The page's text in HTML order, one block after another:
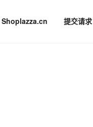
Shoplazza.cn 提交请求